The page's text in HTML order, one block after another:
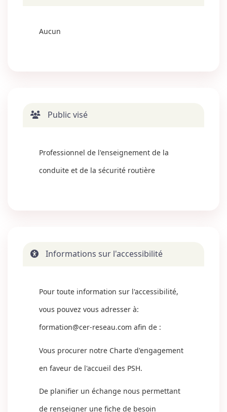
Aucun
Public visé
Professionnel de l'enseignement de la
conduite et de la sécurité routière
Informations sur l'accessibilité
Pour toute information sur l'accessibilité,
vous pouvez vous adresser à:
formation@cer-reseau.com afin de :
Vous procurer notre Charte d'engagement
en faveur de l'accueil des PSH.
De planifier un échange nous permettant
de renseigner une fiche de besoin